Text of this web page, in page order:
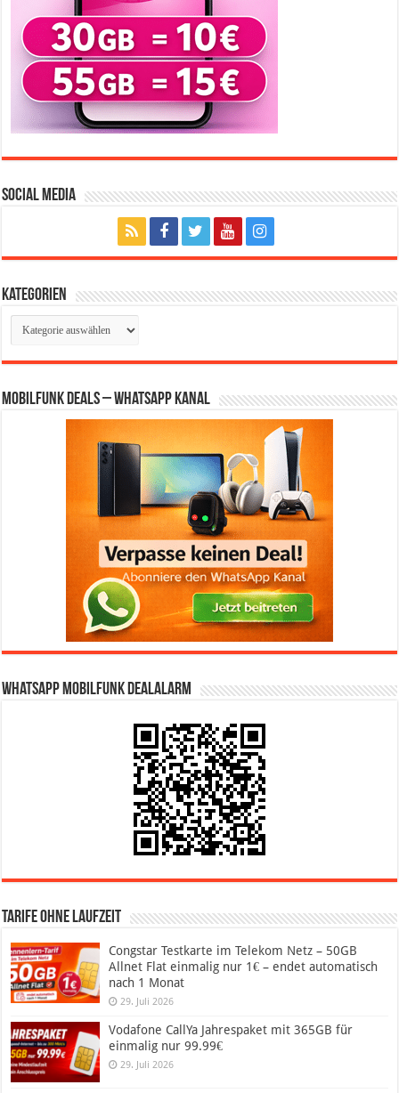
Social Media
Kategorien
Kategorien
Mobilfunk Deals – WhatsApp Kanal
WhatsApp Mobilfunk DealAlarm
Tarife ohne Laufzeit
Congstar Testkarte im Telekom Netz – 50GB
Allnet Flat einmalig nur 1€ – endet automatisch
nach 1 Monat
29. Juli 2026
Vodafone CallYa Jahrespaket mit 365GB für
einmalig nur 99.99€
29. Juli 2026